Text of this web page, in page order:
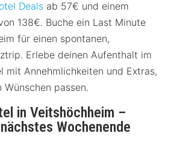
Deals ab 57€ und einem
138€. Buche ein Last Minute
für einen spontanen,
Erlebe deinen Aufenthalt im
mit Annehmlichkeiten und Extras,
passen.
in Veitshöchheim –
Wochenende